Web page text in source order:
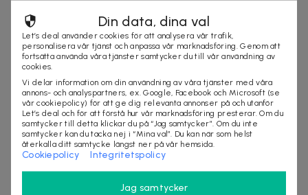
Doftnoter:
svarta vinbär, tangerin, fresia, jasmin,
bulgarisk ros, orientalisk lilja, aprikos, citronträ, amber
& mysk.
Säljes av
StylingAgenten
Organisationsnummer:556797-9819
Din data, dina val
Let’s deal använder cookies för att analysera vår trafik,
personalisera vår tjänst och anpassa vår marknadsföring. Genom att
fortsätta använda våra tjänster samtycker du till vår användning av
cookies.
Vi delar information om din användning av våra tjänster med våra
annons- och analyspartners, ex. Google, Facebook och Microsoft (se
vår cookiepolicy) för att ge dig relevanta annonser på och utanför
Let’s deal och för att förstå hur vår marknadsföring presterar. Om du
samtycker till detta klickar du på “Jag samtycker”. Om du inte
samtycker kan du tacka nej i “Mina val”. Du kan när som helst
återkalla ditt samtycke längst ner på vår hemsida.
Cookiepolicy Integritetspolicy
Jag samtycker